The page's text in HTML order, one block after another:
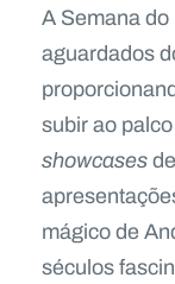
A Semana
aguardados
subir ao
showcases
mágico de
séculos